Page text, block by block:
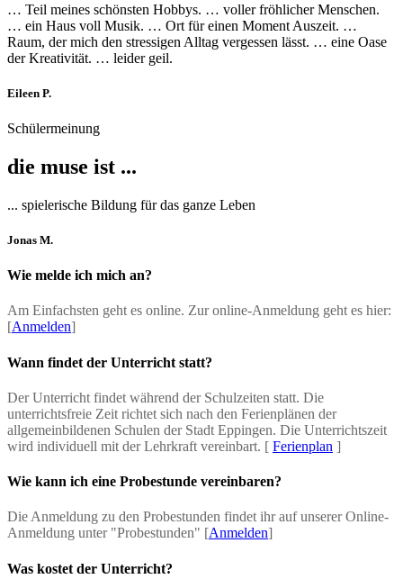
… Teil meines schönsten Hobbys. … voller fröhlicher Menschen.
… ein Haus voll Musik. … Ort für einen Moment Auszeit. …
Raum, der mich den stressigen Alltag vergessen lässt. … eine Oase
der Kreativität. … leider geil.
Eileen P.
Schülermeinung
die muse ist ...
... spielerische Bildung für das ganze Leben
Jonas M.
Wie melde ich mich an?
Am Einfachsten geht es online. Zur online-Anmeldung geht es hier:
[Anmelden]
Wann findet der Unterricht statt?
Der Unterricht findet während der Schulzeiten statt. Die
unterrichtsfreie Zeit richtet sich nach den Ferienplänen der
allgemeinbildenen Schulen der Stadt Eppingen. Die Unterrichtszeit
wird individuell mit der Lehrkraft vereinbart. [ Ferienplan ]
Wie kann ich eine Probestunde vereinbaren?
Die Anmeldung zu den Probestunden findet ihr auf unserer Online-
Anmeldung unter "Probestunden" [Anmelden]
Was kostet der Unterricht?